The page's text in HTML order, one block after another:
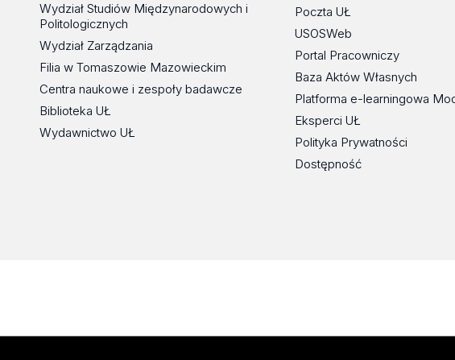
Wydział Studiów Międzynarodowych i
Politologicznych
Wydział Zarządzania
Filia w Tomaszowie Mazowieckim
Centra naukowe i zespoły badawcze
Biblioteka UŁ
Wydawnictwo UŁ
Poczta UŁ
USOSWeb
Portal Pracowniczy
Baza Aktów Własnych
Platforma e-learningowa
Eksperci UŁ
Polityka Prywatności
Dostępność